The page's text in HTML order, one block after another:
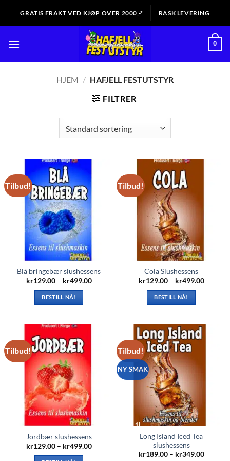
GRATIS FRAKT VED KJØP OVER 2000,-* RASK LEVERING
0
HJEM / HAFJELL FESTUTSTYR
FILTRER
Tilbud!
Blå bringebær slushessens
kr129.00 – kr499.00Prisområde:
BESTILL NÅ!
har
flere
varianter.
Alternativene
kan
velges
på
produktsiden
Tilbud!
Cola Slushessens
kr129.00 – kr499.00
BESTILL NÅ!
har
flere
varianter.
Alternativene
kan
velges
på
produktsiden
Tilbud!
Jordbær slushessens
kr129.00 – kr499.00Prisområde:
Tilbud!
NY SMAK
Long Island Iced Tea
slushessens
kr189.00 – kr349.00